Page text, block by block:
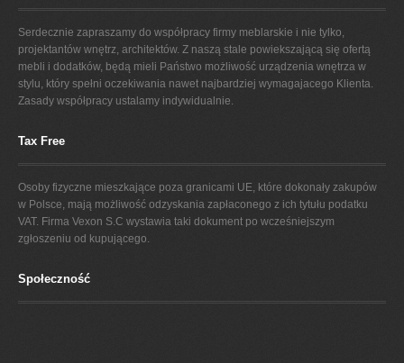
Serdecznie zapraszamy do współpracy firmy meblarskie i nie tylko,
projektantów wnętrz, architektów. Z naszą stale powiekszającą się ofertą
mebli i dodatków, będą mieli Państwo możliwość urządzenia wnętrza w
stylu, który spełni oczekiwania nawet najbardziej wymagajacego Klienta.
Zasady współpracy ustalamy indywidualnie.
Tax Free
Osoby fizyczne mieszkające poza granicami UE, które dokonały zakupów
w Polsce, mają możliwość odzyskania zapłaconego z ich tytułu podatku
VAT. Firma Vexon S.C wystawia taki dokument po wcześniejszym
zgłoszeniu od kupującego.
Społeczność